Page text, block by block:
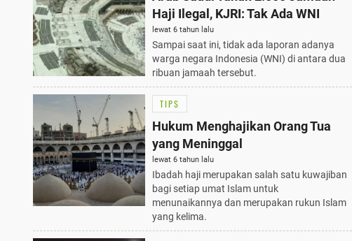
Haji Ilegal, KJRI: Tak Ada WNI
lewat 6 tahun lalu
Sampai saat ini, tidak ada laporan adanya
warga negara Indonesia (WNI) di antara dua
ribuan jamaah tersebut.
TIPS
Hukum Menghajikan Orang Tua
yang Meninggal
lewat 6 tahun lalu
Ibadah haji merupakan salah satu kuwajiban
bagi setiap umat Islam untuk
menunaikannya dan merupakan rukun Islam
yang kelima.